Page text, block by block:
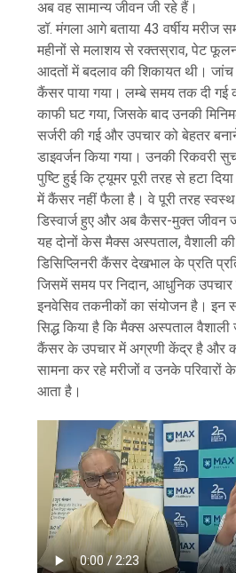
अब वह सामान्य जीवन जी रहे हैं।
डॉ. मंगला आगे बताया 43 वर्षीय मरीज
महीनों से मलाशय से रक्तस्राव, पेट
आदतों में बदलाव की शिकायत थी।
कैंसर पाया गया। लम्बे समय तक दी गई
काफी घट गया, जिसके बाद उनकी
सर्जरी की गई और उपचार को बेहतर
डाइवर्जन किया गया। उनकी रिकवरी
पुष्टि हुई कि ट्यूमर पूरी तरह से हटा
में कैंसर नहीं फैला है। वे पूरी तरह
डिस्वार्ज हुए और अब कैसर-मुक्त जीवन
यह दोनों केस मैक्स अस्पताल, वैशाली
डिसिप्लिनरी कैंसर देखभाल के प्रति
जिसमें समय पर निदान, आधुनिक उपचार
इनवेसिव तकनीकों का संयोजन है। इन
सिद्ध किया है कि मैक्स अस्पताल
कैंसर के उपचार में अग्रणी केंद्र है और
सामना कर रहे मरीजों व उनके परिवारों
आता है।